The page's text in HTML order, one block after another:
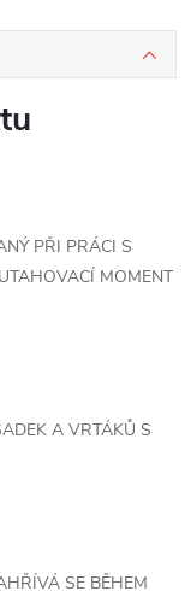
PŘI PRÁCI S
MOMENT
A VRTÁKŮ S
SE BĚHEM